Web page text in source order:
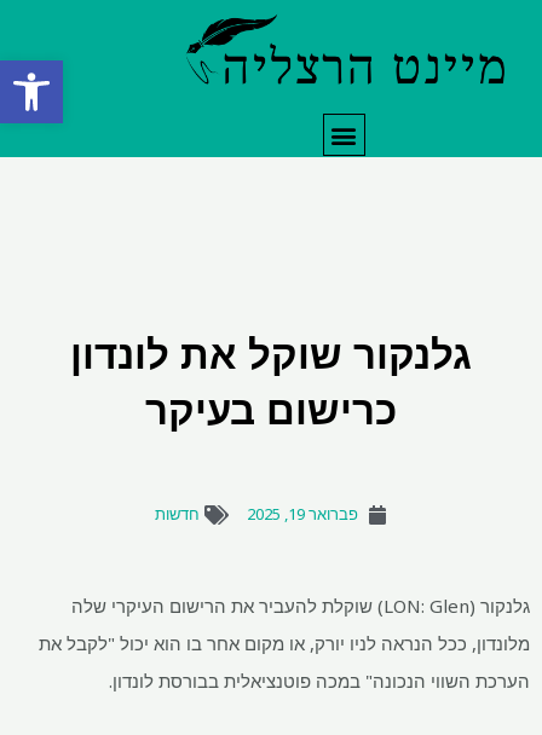
פתח
תפריט
גלנקור שוקל את לונדון
כרישום בעיקר
פברואר 19, 2025 חדשות
גלנקור (LON: Glen) שוקלת להעביר את הרישום העיקרי שלה
מלונדון, ככל הנראה לניו יורק, או מקום אחר בו הוא יכול "לקבל את
הערכת השווי הנכונה" במכה פוטנציאלית בבורסת לונדון.